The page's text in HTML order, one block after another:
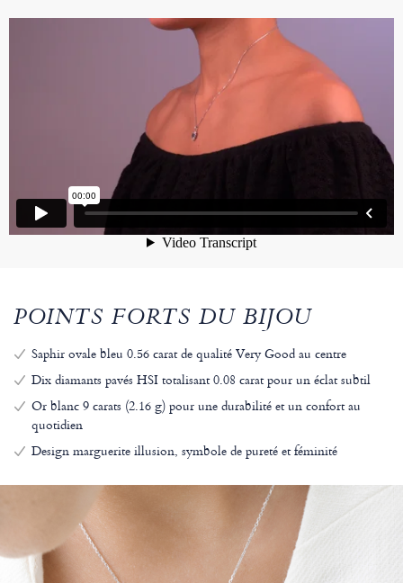
POINTS FORTS DU BIJOU
Saphir ovale bleu 0.56 carat de qualité Very Good au centre
Dix diamants pavés HSI totalisant 0.08 carat pour un éclat subtil
Or blanc 9 carats (2.16 g) pour une durabilité et un confort au
quotidien
Design marguerite illusion, symbole de pureté et féminité